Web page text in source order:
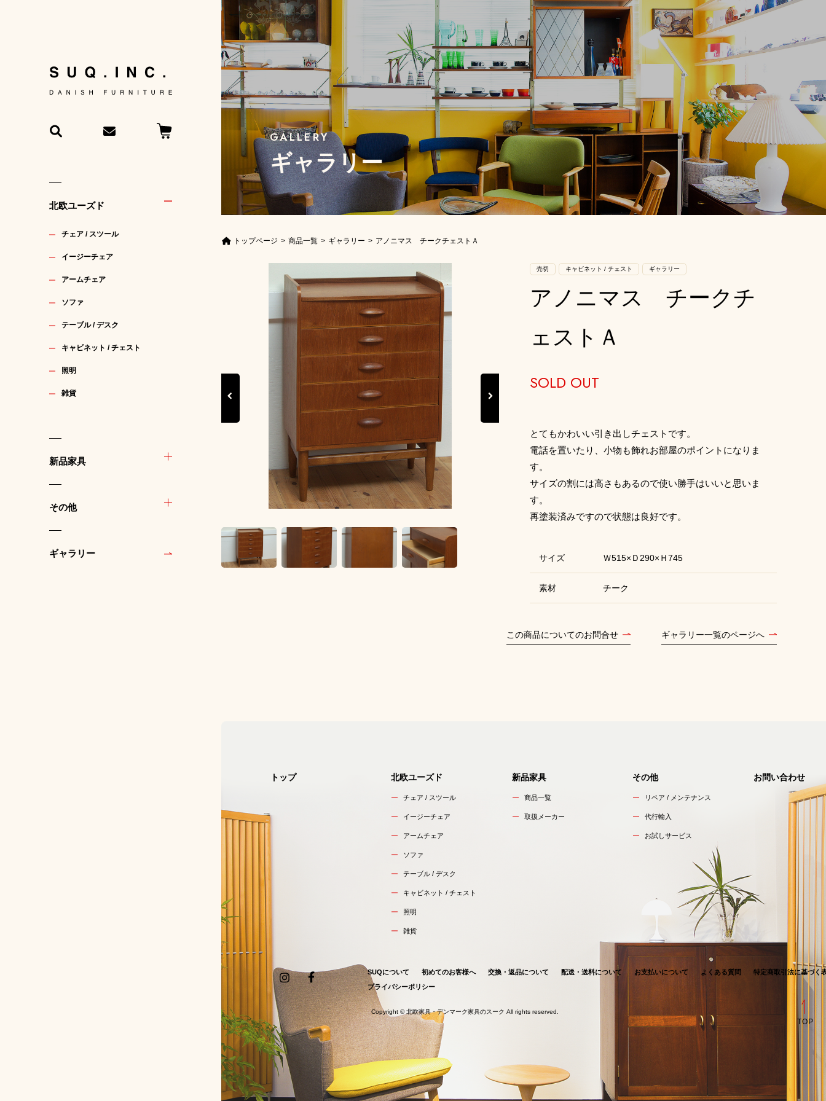
北欧ユーズド
チェア / スツール
イージーチェア
アームチェア
ソファ
テーブル / デスク
キャビネット / チェスト
照明
雑貨
新品家具
その他
ギャラリー
ギャラリー
トップページ 商品一覧 ギャラリー アノニマス チークチェストＡ
売切 キャビネット / チェスト ギャラリー
アノニマス チークチ
ェストＡ
SOLD OUT
とてもかわいい引き出しチェストです。
電話を置いたり、小物も飾れお部屋のポイントになりま
す。
サイズの割には高さもあるので使い勝手はいいと思いま
す。
再塗装済みですので状態は良好です。
サイズ Ｗ515×Ｄ290×Ｈ745
素材 チーク
この商品についてのお問合せ ギャラリー一覧のページへ
トップ 北欧ユーズド
チェア / スツール
イージーチェア
アームチェア
ソファ
テーブル / デスク
キャビネット / チェスト
照明
雑貨
新品家具
商品一覧
取扱メーカー
その他
リペア / メンテナンス
代行輸入
お試しサービス
お問い合わせ
SUQについて 初めてのお客様へ 交換・返品について 配送・送料について お支払いについて よくある質問
特定商取引法に基づく
プライバシーポリシー
Copyright ©北欧家具・デンマーク家具のスーク All rights reserved.